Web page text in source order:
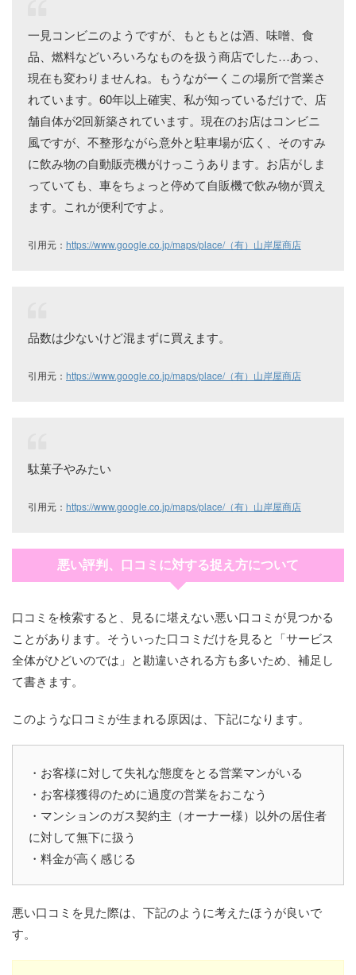
一見コンビニのようですが、もともとは酒、味噌、食
品、燃料などいろいろなものを扱う商店でした…あっ、
現在も変わりませんね。もうながーくこの場所で営業さ
れています。60年以上確実、私が知っているだけで、店
舗自体が2回新築されています。現在のお店はコンビニ
風ですが、不整形ながら意外と駐車場が広く、そのすみ
に飲み物の自動販売機がけっこうあります。お店がしま
っていても、車をちょっと停めて自販機で飲み物が買え
ます。これが便利ですよ。
引用元： https://www.google.co.jp/maps/place/（有）山岸屋商店
品数は少ないけど混まずに買えます。
引用元： https://www.google.co.jp/maps/place/（有）山岸屋商店
駄菓子やみたい
引用元： https://www.google.co.jp/maps/place/（有）山岸屋商店
悪い評判、口コミに対する捉え方について
口コミを検索すると、見るに堪えない悪い口コミが見つかる
ことがあります。そういった口コミだけを見ると「サービス
全体がひどいのでは」と勘違いされる方も多いため、補足し
て書きます。
このような口コミが生まれる原因は、下記になります。
・お客様に対して失礼な態度をとる営業マンがいる
・お客様獲得のために過度の営業をおこなう
・マンションのガス契約主（オーナー様）以外の居住者
に対して無下に扱う
・料金が高く感じる
悪い口コミを見た際は、下記のように考えたほうが良いで
す。